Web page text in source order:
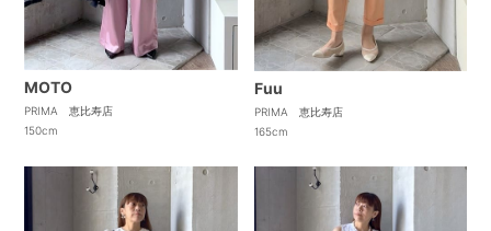
MOTO
PRIMA 恵比寿店
150cm
Fuu
PRIMA 恵比寿店
165cm